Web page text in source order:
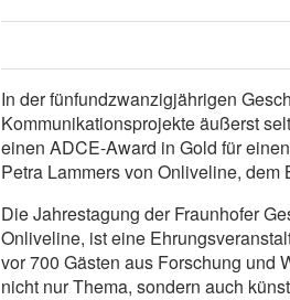
In der fünfundzwanzigjährigen
Kommunikationsprojekte äußerst
einen ADCE-Award in Gold für
Petra Lammers von Onliveline,
Die Jahrestagung der Fraunhofer
Onliveline, ist eine
vor 700 Gästen aus Forschung und
nicht nur Thema, sondern auch